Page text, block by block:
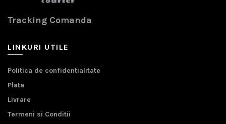
Tracking Comanda
LINKURI UTILE
Politica de confidentialitate
Plata
Livrare
Termeni si Conditii